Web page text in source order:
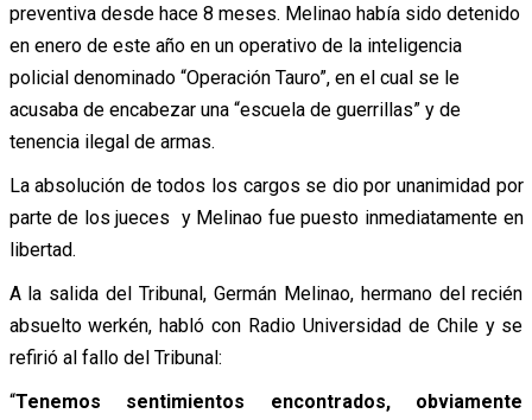
preventiva desde hace 8 meses. Melinao había sido detenido
en enero de este año en un operativo de la inteligencia
policial denominado “Operación Tauro”, en el cual se le
acusaba de encabezar una “escuela de guerrillas” y de
tenencia ilegal de armas.
La absolución de todos los cargos se dio por unanimidad por
parte de los jueces y Melinao fue puesto inmediatamente en
libertad.
A la salida del Tribunal, Germán Melinao, hermano del recién
absuelto werkén, habló con Radio Universidad de Chile y se
refirió al fallo del Tribunal:
“Tenemos sentimientos encontrados, obviamente